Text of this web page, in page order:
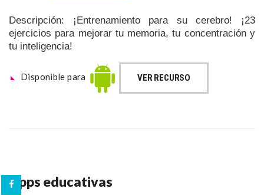
Descripción: ¡Entrenamiento para su cerebro! ¡23
ejercicios para mejorar tu memoria, tu concentración y
tu inteligencia!
Disponible para VER RECURSO
Apps educativas